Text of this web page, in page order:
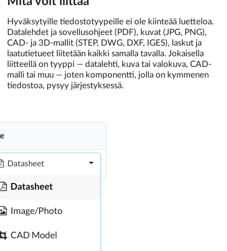
Hyväksytyille tiedostotyypeille ei ole kiinteää luetteloa.
Datalehdet ja sovellusohjeet (PDF), kuvat (JPG, PNG),
CAD- ja 3D-mallit (STEP, DWG, DXF, IGES), laskut ja
laatutietueet liitetään kaikki samalla tavalla. Jokaisella
liitteellä on tyyppi — datalehti, kuva tai valokuva, CAD-
malli tai muu — joten komponentti, jolla on kymmenen
tiedostoa, pysyy järjestyksessä.